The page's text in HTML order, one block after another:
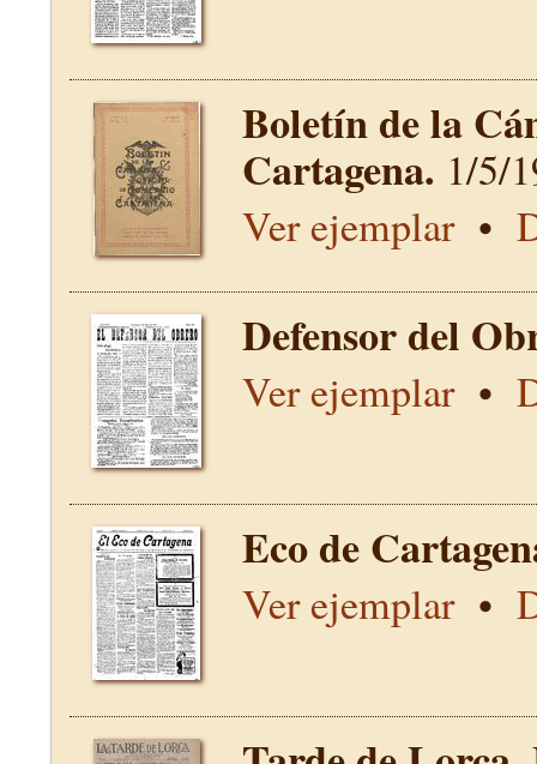
Boletín de la
Cartagena. 1/5/
Ver ejemplar•
Defensor del
Ver ejemplar•
Eco de
Ver ejemplar•